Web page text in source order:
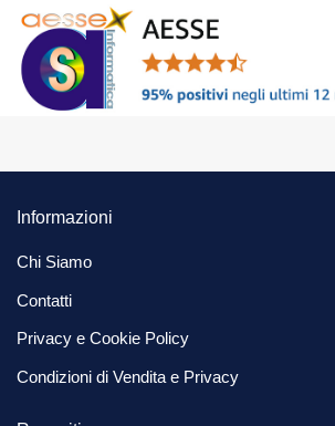
Informazioni
Chi Siamo
Contatti
Privacy e Cookie Policy
Condizioni di Vendita e Privacy